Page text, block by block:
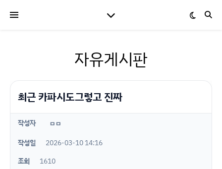
자유게시판
최근 카파시도그렇고 진짜
작성자 ㅁㅁ
작성일
2026-03-10 14:16
조회
1610